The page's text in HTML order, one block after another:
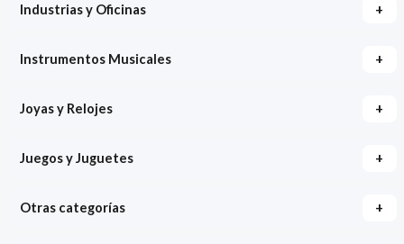
Industrias y Oficinas +
Instrumentos Musicales +
Joyas y Relojes +
Juegos y Juguetes +
Otras categorías +